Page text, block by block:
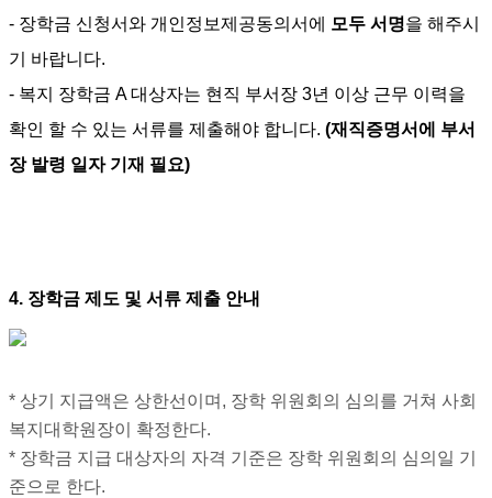
- 장학금 신청서와 개인정보제공동의서에 모두 서명을 해주시
기 바랍니다.
- 복지 장학금 A 대상자는 현직 부서장 3년 이상 근무 이력을
확인 할 수 있는 서류를 제출해야 합니다. (재직증명서에 부서
장 발령 일자 기재 필요)
4. 장학금 제도 및 서류 제출 안내
* 상기 지급액은 상한선이며, 장학 위원회의 심의를 거쳐 사회
복지대학원장이 확정한다.
* 장학금 지급 대상자의 자격 기준은 장학 위원회의 심의일 기
준으로 한다.